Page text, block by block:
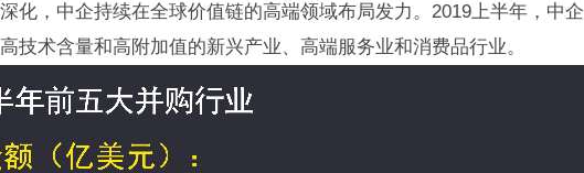
化，中企持续在全球价值链的高端领域布局发力。2019上半年，中企
技术含量和高附加值的新兴产业、高端服务业和消费品行业。